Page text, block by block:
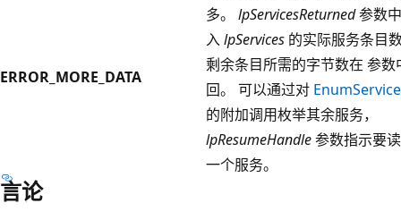
ERROR_MORE_DATA
多。 lpServicesReturned参数
入lpServices 的实际服务条目
剩余条目所需的字节数在 参数
回。 可以通过对
的附加调用枚举其余服务，
lpResumeHandle参数指示要
一个服务。
言论